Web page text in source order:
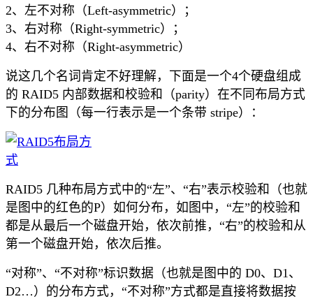
2、左不对称（Left-asymmetric）；
3、右对称（Right-symmetric）；
4、右不对称（Right-asymmetric）
说这几个名词肯定不好理解，下面是一个4个硬盘组成
的 RAID5 内部数据和校验和（parity）在不同布局方式
下的分布图（每一行表示是一个条带 stripe）：
RAID5 几种布局方式中的“左”、“右”表示校验和（也就
是图中的红色的P）如何分布，如图中，“左”的校验和
都是从最后一个磁盘开始，依次前推，“右”的校验和从
第一个磁盘开始，依次后推。
“对称”、“不对称”标识数据（也就是图中的 D0、D1、
D2…）的分布方式，“不对称”方式都是直接将数据按